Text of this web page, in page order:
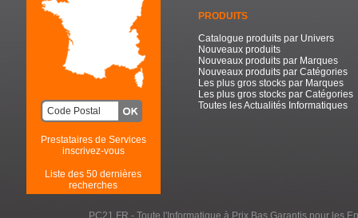
Prestataires de Services
inscrivez-vous
Liste des 50 dernières
recherches
PRODUITS
Catalogue produits par Univers
Nouveaux produits
Nouveaux produits par Marques
Nouveaux produits par Catégories
Les plus gros stocks par Marques
Les plus gros stocks par Catégories
Toutes les Actualités Informatiques
PC21.FR - Toute l'Informatique à Prix Bas Garantis pour les